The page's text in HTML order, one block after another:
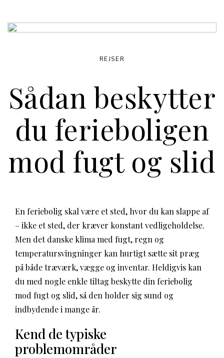
Sådan beskytter
du ferieboligen
mod fugt og slid
REJSER
En feriebolig skal være et sted, hvor du kan slappe af
– ikke et sted, der kræver konstant vedligeholdelse.
Men det danske klima med fugt, regn og
temperatursvingninger kan hurtigt sætte sit præg
på både træværk, vægge og inventar. Heldigvis kan
du med nogle enkle tiltag beskytte din feriebolig
mod fugt og slid, så den holder sig sund og
indbydende i mange år.
Kend de typiske
problemområder